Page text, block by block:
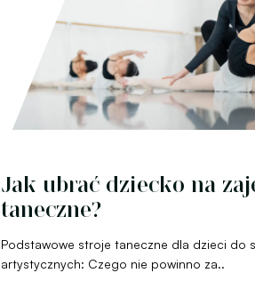
Jak ubrać dziecko na
taneczne?
Podstawowe stroje taneczne dla dzieci do
artystycznych: Czego nie powinno za..